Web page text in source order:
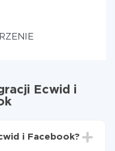
Ecwid i
i Facebook?